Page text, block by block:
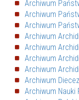
Archiwum
Archiwum
Archiwum
Archiwum
Archiwum
Archiwum
Archiwum
Archiwum
Archiwum Nauki